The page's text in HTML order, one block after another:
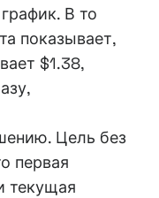
В то
показывает,
$1.38,
Цель без
первая
текущая